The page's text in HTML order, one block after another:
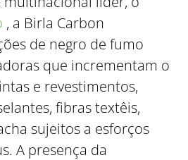
, a Birla Carbon
de negro de fumo
que incrementam o
e revestimentos,
fibras textêis,
sujeitos a esforços
A presença da